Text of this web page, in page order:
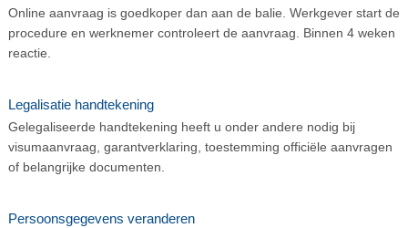
Online aanvraag is goedkoper dan aan de balie. Werkgever start de
procedure en werknemer controleert de aanvraag. Binnen 4 weken
reactie.
Legalisatie handtekening
Gelegaliseerde handtekening heeft u onder andere nodig bij
visumaanvraag, garantverklaring, toestemming officiële aanvragen
of belangrijke documenten.
Persoonsgegevens veranderen